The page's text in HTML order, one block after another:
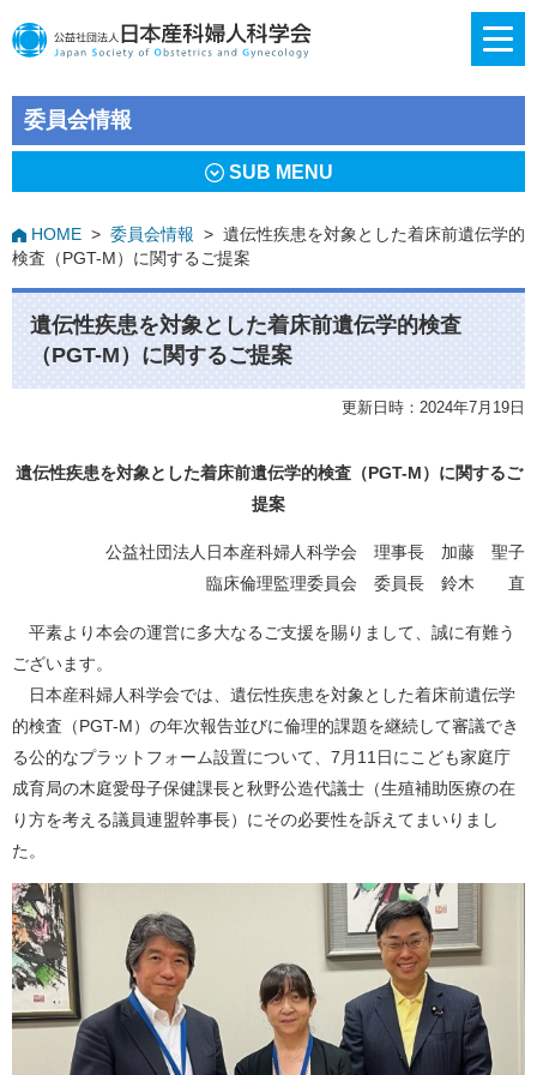
委員会情報
SUB MENU
HOME > 委員会情報 > 遺伝性疾患を対象とした着床前遺伝学的
検査（PGT-M）に関するご提案
遺伝性疾患を対象とした着床前遺伝学的検査
（PGT-M）に関するご提案
更新日時：2024年7月19日
遺伝性疾患を対象とした着床前遺伝学的検査（PGT-M）に関するご
提案
公益社団法人日本産科婦人科学会 理事長 加藤 聖子
臨床倫理監理委員会 委員長 鈴木 直
平素より本会の運営に多大なるご支援を賜りまして、誠に有難う
ございます。
日本産科婦人科学会では、遺伝性疾患を対象とした着床前遺伝学
的検査（PGT-M）の年次報告並びに倫理的課題を継続して審議でき
る公的なプラットフォーム設置について、7月11日にこども家庭庁
成育局の木庭愛母子保健課長と秋野公造代議士（生殖補助医療の在
り方を考える議員連盟幹事長）にその必要性を訴えてまいりまし
た。